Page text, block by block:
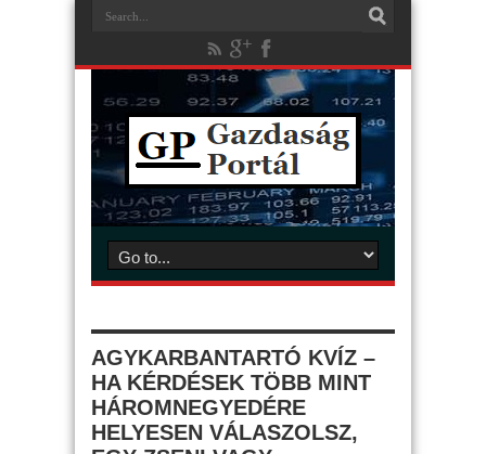
AGYKARBANTARTÓ KVÍZ –
HA KÉRDÉSEK TÖBB MINT
HÁROMNEGYEDÉRE
HELYESEN VÁLASZOLSZ,